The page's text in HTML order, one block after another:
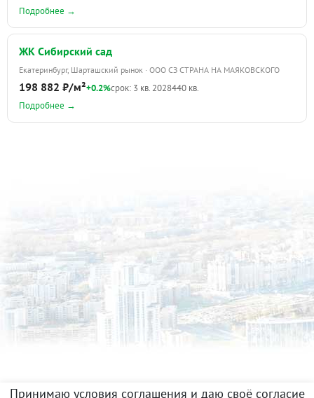
Подробнее →
ЖК Сибирский сад
Екатеринбург, Шарташский рынок · ООО СЗ СТРАНА НА МАЯКОВСКОГО
198 882 ₽/м²+0.2%срок: 3 кв. 2028440 кв.
Подробнее →
Принимаю условия соглашения и даю своё согласие